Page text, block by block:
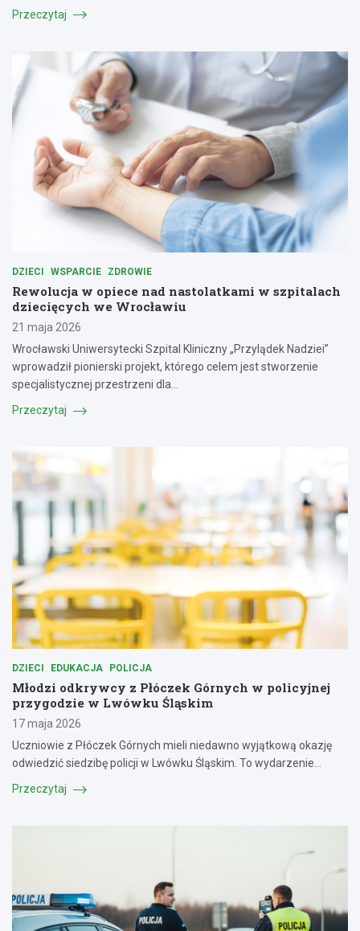
Przeczytaj
DZIECI WSPARCIE ZDROWIE
Rewolucja w opiece nad nastolatkami w szpitalach
dziecięcych we Wrocławiu
21 maja 2026
Wrocławski Uniwersytecki Szpital Kliniczny „Przylądek Nadziei”
wprowadził pionierski projekt, którego celem jest stworzenie
specjalistycznej przestrzeni dla…
Przeczytaj
DZIECI EDUKACJA POLICJA
Młodzi odkrywcy z Płóczek Górnych w policyjnej
przygodzie w Lwówku Śląskim
17 maja 2026
Uczniowie z Płóczek Górnych mieli niedawno wyjątkową okazję
odwiedzić siedzibę policji w Lwówku Śląskim. To wydarzenie…
Przeczytaj